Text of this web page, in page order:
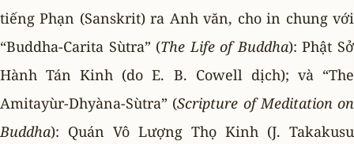
tiếng Phạn (Sanskrit) ra Anh văn, cho in chung với
“Buddha-Carita Sùtra” (The Life of Buddha): Phật Sở
Hành Tán Kinh (do E. B. Cowell dịch); và “The
Amitayùr-Dhyàna-Sùtra” (Scripture of Meditation on
Buddha): Quán Vô Lượng Thọ Kinh (J. Takakusu